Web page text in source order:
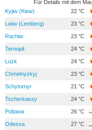
Für Details mit dem
Kyjiw (Kiew)
22 °C
Lwiw (Lemberg) 23 °C
Rachiw 23 °C
Ternopil 24 °C
Luzk 24 °C
Chmelnyzkyj 23 °C
Schytomyr 21 °C
Tscherkassy 24 °C
Poltawa 26 °C
Odessa 27 °C